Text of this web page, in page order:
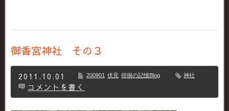
御香宮神社 その３
2011.10.01 200901 伏見 徘徊の記憶Blog 神社
コメントを書く